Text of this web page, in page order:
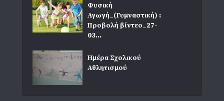
Φυσική
Αγωγή_(Γυμναστική) :
Προβολή βίντεο_27-
03...
Ημέρα Σχολικού
Αθλητισμού